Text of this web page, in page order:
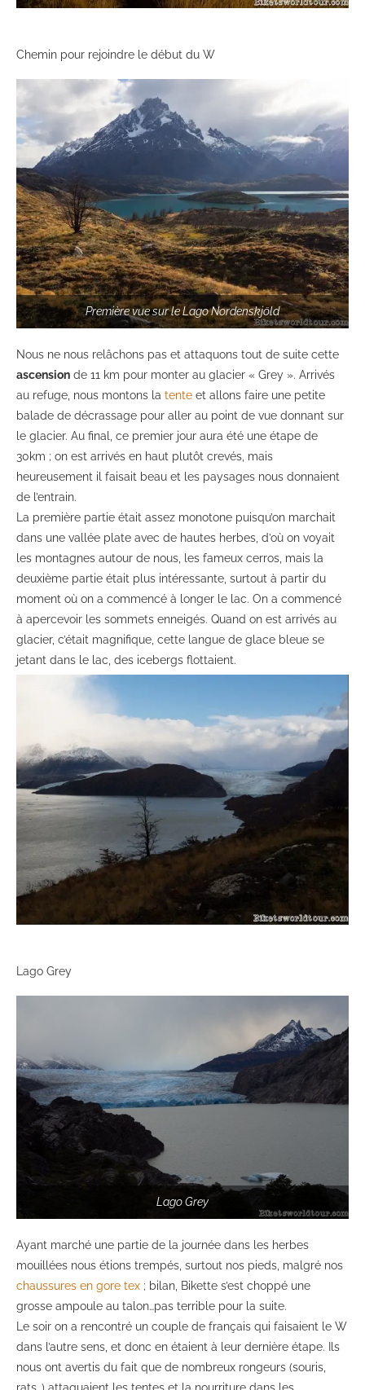
Chemin pour rejoindre le début du W
Première vue sur le Lago Nordenskjöld
Nous ne nous relâchons pas et attaquons tout de suite cette
ascension de 11 km pour monter au glacier « Grey ». Arrivés
au refuge, nous montons la tente et allons faire une petite
balade de décrassage pour aller au point de vue donnant sur
le glacier. Au final, ce premier jour aura été une étape de
30km ; on est arrivés en haut plutôt crevés, mais
heureusement il faisait beau et les paysages nous donnaient
de l’entrain.
La première partie était assez monotone puisqu’on marchait
dans une vallée plate avec de hautes herbes, d’où on voyait
les montagnes autour de nous, les fameux cerros, mais la
deuxième partie était plus intéressante, surtout à partir du
moment où on a commencé à longer le lac. On a commencé
à apercevoir les sommets enneigés. Quand on est arrivés au
glacier, c’était magnifique, cette langue de glace bleue se
jetant dans le lac, des icebergs flottaient.
Lago Grey
Lago Grey
Ayant marché une partie de la journée dans les herbes
mouillées nous étions trempés, surtout nos pieds, malgré nos
chaussures en gore tex ; bilan, Bikette s’est choppé une
grosse ampoule au talon…pas terrible pour la suite.
Le soir on a rencontré un couple de français qui faisaient le W
dans l’autre sens, et donc en étaient à leur dernière étape. Ils
nous ont avertis du fait que de nombreux rongeurs (souris,